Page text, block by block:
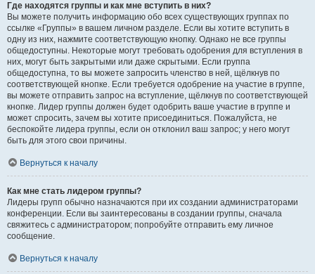
Где находятся группы и как мне вступить в них?
Вы можете получить информацию обо всех существующих группах по
ссылке «Группы» в вашем личном разделе. Если вы хотите вступить в
одну из них, нажмите соответствующую кнопку. Однако не все группы
общедоступны. Некоторые могут требовать одобрения для вступления в
них, могут быть закрытыми или даже скрытыми. Если группа
общедоступна, то вы можете запросить членство в ней, щёлкнув по
соответствующей кнопке. Если требуется одобрение на участие в группе,
вы можете отправить запрос на вступление, щёлкнув по соответствующей
кнопке. Лидер группы должен будет одобрить ваше участие в группе и
может спросить, зачем вы хотите присоединиться. Пожалуйста, не
беспокойте лидера группы, если он отклонил ваш запрос; у него могут
быть для этого свои причины.
Вернуться к началу
Как мне стать лидером группы?
Лидеры групп обычно назначаются при их создании администраторами
конференции. Если вы заинтересованы в создании группы, сначала
свяжитесь с администратором; попробуйте отправить ему личное
сообщение.
Вернуться к началу